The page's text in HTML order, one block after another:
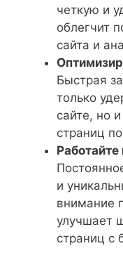
четкую и
облегчит
сайта и
Быстрая
только
сайте, но
страниц
и
внимание
улучшает
страниц с